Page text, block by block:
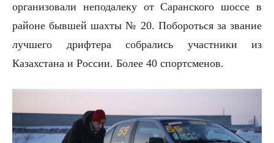
организовали неподалеку от Саранского шоссе в
районе бывшей шахты № 20. Побороться за звание
лучшего дрифтера собрались участники из
Казахстана и России. Более 40 спортсменов.